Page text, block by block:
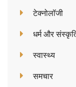
टेक्नोलॉजी
धर्म और
स्वास्थ्य
समचार